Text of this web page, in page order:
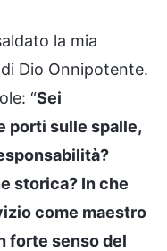
la mia
Dio Onnipotente.
“Sei
porti sulle spalle,
storica? In che
come maestro
forte senso del